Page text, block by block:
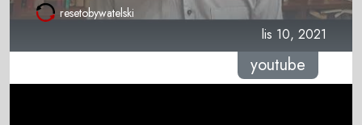
resetobywatelski
lis 10, 2021
youtube